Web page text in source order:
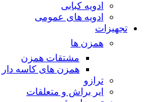
ادویه کبابی
ادویه های عمومی
تجهیزات
همزن ها
مشتقات همزن
همزن های کاسه دار
ترازو
ایر براش و متعلقات